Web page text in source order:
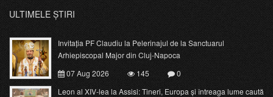
ULTIMELE ȘTIRI
Invitația PF Claudiu la Pelerinajul de la Sanctuarul
Arhiepiscopal Major din Cluj-Napoca
07 Aug 2026
145
0
Leon al XIV-lea la Assisi: Tineri, Europa și întreaga lume caută